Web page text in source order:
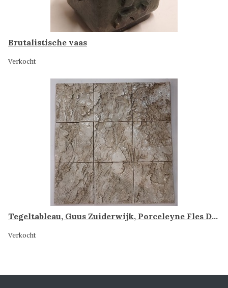
Brutalistische vaas
Verkocht
Tegeltableau, Guus Zuiderwijk, Porceleyne Fles Delft
Verkocht